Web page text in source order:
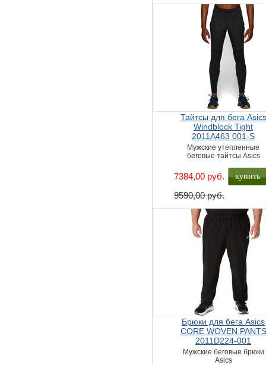
Тайтсы для бега Asics
Windblock Tight
2011A463 001-S
Мужские утепленные
беговые тайтсы Asics
7384,00 руб.
9590,00 руб.
купить
Брюки для бега Asics
CORE WOVEN PANTS
2011D224-001
Мужские беговые брюки
Asics